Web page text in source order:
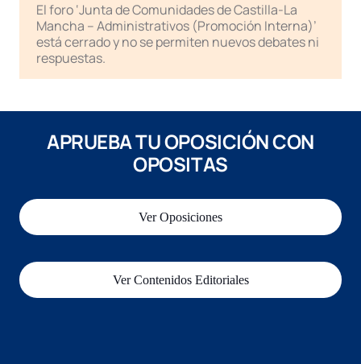
El foro ‘Junta de Comunidades de Castilla-La
Mancha – Administrativos (Promoción Interna)’
está cerrado y no se permiten nuevos debates ni
respuestas.
APRUEBA TU OPOSICIÓN CON
OPOSITAS
Ver Oposiciones
Ver Contenidos Editoriales